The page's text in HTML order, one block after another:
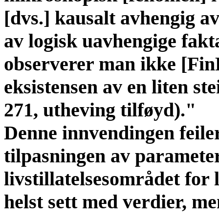
[dvs.] kausalt avhengig
av logisk uavhengige
observerer man ikke
eksistensen av en liten
271, utheving tilføyd)."
Denne innvendingen
tilpasningen av
livstillatelsesområdet for
helst sett med verdier,